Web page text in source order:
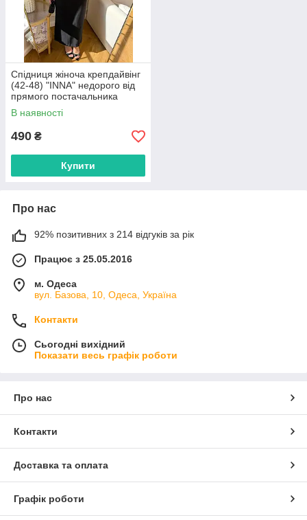
Спідниця жіноча крепдайвінг
(42-48) "INNA" недорого від
прямого постачальника
В наявності
490 ₴
Купити
Про нас
92% позитивних з 214 відгуків за рік
Працює з 25.05.2016
м. Одеса
вул. Базова, 10, Одеса, Україна
Контакти
Сьогодні вихідний
Показати весь графік роботи
Про нас
Контакти
Доставка та оплата
Графік роботи